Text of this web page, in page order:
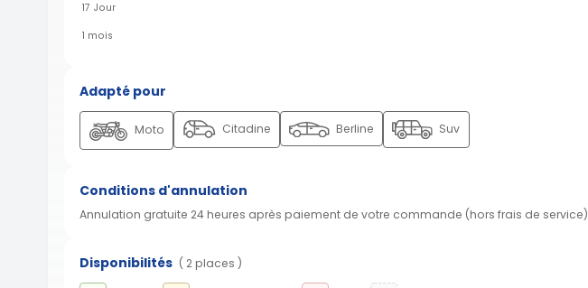
17 Jour
1 mois
Adapté pour
Moto Citadine Berline Suv
Conditions d'annulation
Annulation gratuite 24 heures après paiement de votre commande (hors frais de service)
Disponibilités ( 2 places )